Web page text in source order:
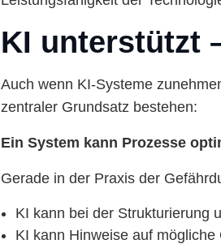
KI unterstützt
Auch wenn KI-Systeme
zentraler Grundsatz bestehen:
Ein System kann Prozesse
Gerade in der Praxis der
KI kann bei der Strukturierung
KI kann Hinweise auf